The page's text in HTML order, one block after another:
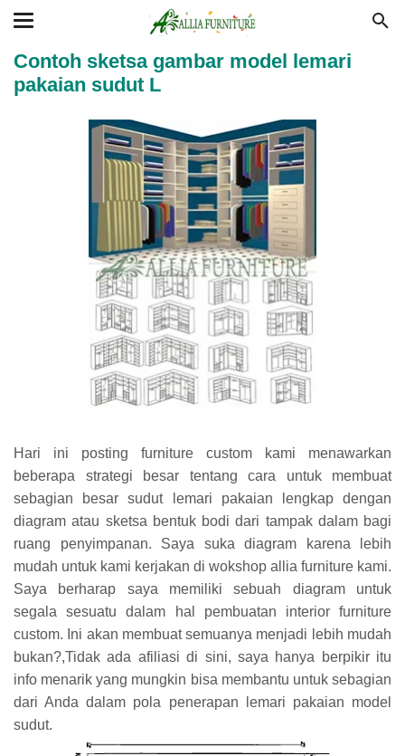
Contoh sketsa gambar model lemari
pakaian sudut L
Hari ini posting furniture custom kami menawarkan
beberapa strategi besar tentang cara untuk membuat
sebagian besar sudut lemari pakaian lengkap dengan
diagram atau sketsa bentuk bodi dari tampak dalam bagi
ruang penyimpanan. Saya suka diagram karena lebih
mudah untuk kami kerjakan di wokshop allia furniture kami.
Saya berharap saya memiliki sebuah diagram untuk
segala sesuatu dalam hal pembuatan interior furniture
custom. Ini akan membuat semuanya menjadi lebih mudah
bukan?,Tidak ada afiliasi di sini, saya hanya berpikir itu
info menarik yang mungkin bisa membantu untuk sebagian
dari Anda dalam pola penerapan lemari pakaian model
sudut.